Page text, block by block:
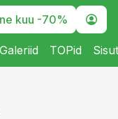
kuu -70%
Galeriid TOPid